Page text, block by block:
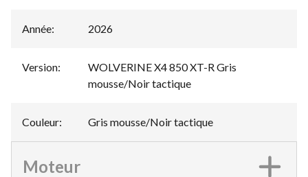
Année: 2026
Version:
WOLVERINE X4 850 XT-R Gris
mousse/Noir tactique
Couleur: Gris mousse/Noir tactique
Moteur